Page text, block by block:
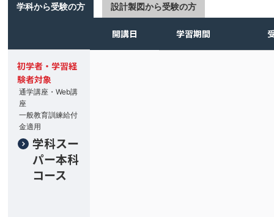
学科から受験の方 設計製図から受験の方
開講日 学習期間
初学者・学習経
験者対象
通学講座・Web講
座
一般教育訓練給付
金適用
学科スー
パー本科
コース